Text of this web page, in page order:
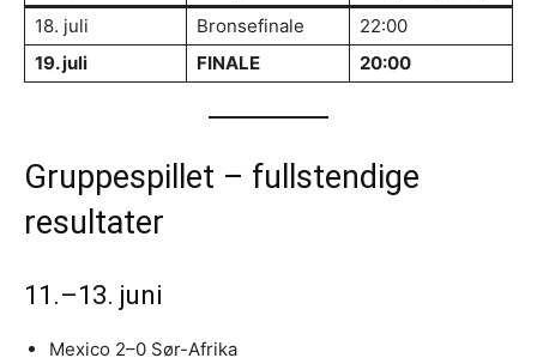
18. juli
Bronsefinale
22:00
19. juli
FINALE 20:00
Gruppespillet – fullstendige
resultater
11.–13. juni
Mexico 2–0 Sør-Afrika